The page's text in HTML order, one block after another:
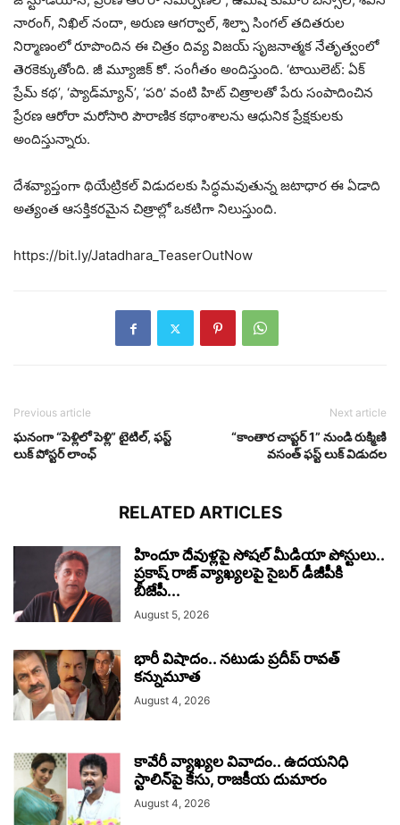
నారంగ్, నిఖిల్ నందా, అరుణ ఆగర్వాల్, శిల్పా సింగల్ తదితరుల
నిర్మాణంలో రూపొందిన ఈ చిత్రం దివ్య విజయ్ సృజనాత్మక నేతృత్వంలో
తెరకెక్కుతోంది. జీ మ్యూజిక్ కో. సంగీతం అందిస్తుంది. ‘టాయిలెట్: ఏక్
ప్రేమ్ కథ’, ‘ప్యాడ్‌మ్యాన్’, ‘పరి’ వంటి హిట్ చిత్రాలతో పేరు సంపాదించిన
ప్రేరణ ఆరోరా మరోసారి పౌరాణిక కథాంశాలను ఆధునిక ప్రేక్షకులకు
అందిస్తున్నారు.
దేశవ్యాప్తంగా థియేట్రికల్ విడుదలకు సిద్ధమవుతున్న జటాధార ఈ ఏడాది
అత్యంత ఆసక్తికరమైన చిత్రాల్లో ఒకటిగా నిలుస్తుంది.
https://bit.ly/Jatadhara_TeaserOutNow
Previous article
ఘనంగా “పెళ్లిలో పెళ్లి” టైటిల్, ఫస్ట్
లుక్ పోస్టర్ లాంఛ్
Next article
“కాంతార చాప్టర్ 1” నుండి రుక్మిణి
వసంత్ ఫస్ట్ లుక్ విడుదల
RELATED ARTICLES
హిందూ దేవుళ్లపై సోషల్ మీడియా పోస్టులు..
ప్రకాష్ రాజ్ వ్యాఖ్యలపై సైబర్ డీజీపీకి
బీజేపీ...
August 5, 2026
భారీ విషాదం.. నటుడు ప్రదీప్ రావత్
కన్నుమూత
August 4, 2026
కావేరీ వ్యాఖ్యల వివాదం.. ఉదయనిధి
స్టాలిన్‌పై కేసు, రాజకీయ దుమారం
August 4, 2026